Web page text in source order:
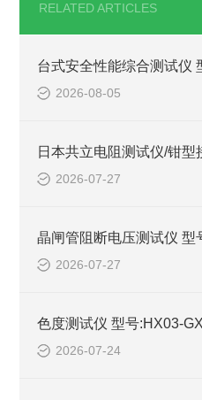
RELATED ARTICLES
2026-08-05
2026-07-27
2026-07-27
2026-07-24